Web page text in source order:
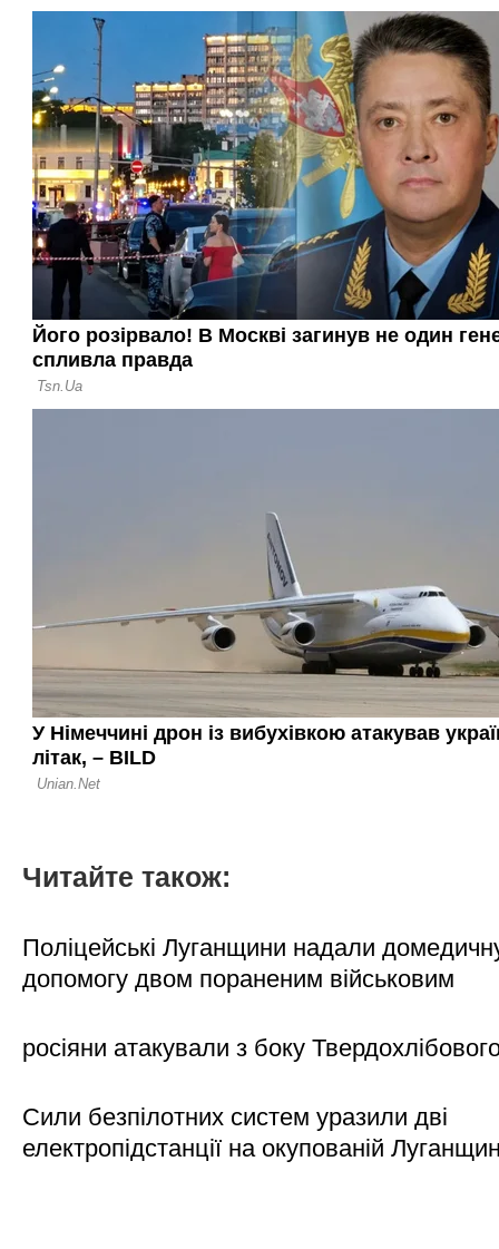
Читайте також:
Поліцейські Луганщини надали
допомогу двом пораненим військовим
росіяни атакували з боку
Сили безпілотних систем уразили дві
електропідстанції на окупованій